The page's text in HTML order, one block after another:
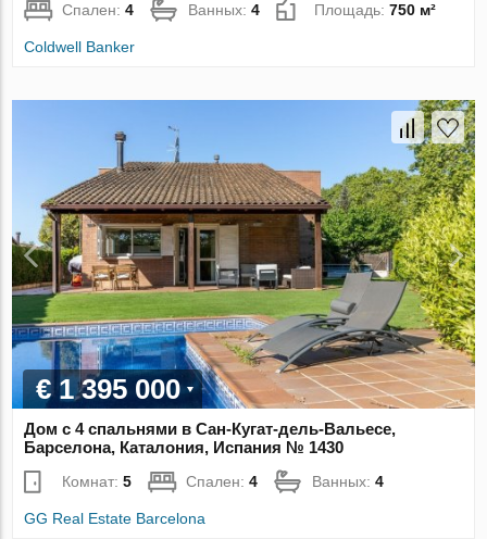
Спален:4 Ванных:4 Площадь:750 м²
Coldwell Banker
€ 1 395 000
Дом с 4 спальнями в Сан-Кугат-дель-Вальесе,
Барселона, Каталония, Испания № 1430
Комнат:5 Спален:4 Ванных:4
GG Real Estate Barcelona